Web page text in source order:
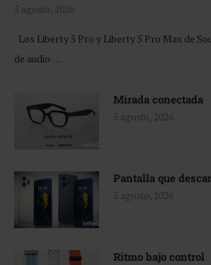
5 agosto, 2026
Los Liberty 5 Pro y Liberty 5 Pro Max de
de audio …
Mirada conectada
5 agosto, 2026
Pantalla que
5 agosto, 2026
Ritmo bajo control